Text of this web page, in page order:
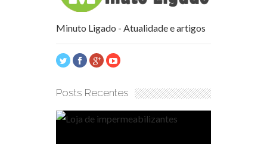
Minuto Ligado - Atualidade e artigos
Posts Recentes